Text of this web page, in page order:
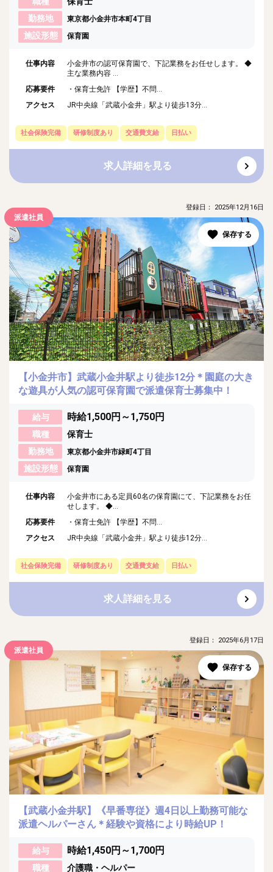
勤務地
東京都小金井市本町4丁目
施設形態 保育園
仕事内容
小金井市の認可保育園で、下記業務をお任せします。 ◆
主な業務内容 ...
応募要件
・保育士免許 【学歴】不問...
アクセス
JR中央線「武蔵小金井」駅より徒歩13分...
社会保険完備 研修制度あり 交通費支給 日払い
求人詳細を見る
派遣社員
登録日： 2025年12月16日
【小金井市】武蔵小金井駅より徒歩12分＊園庭の大き
な遊具が人気の認可保育園で派遣保育士募集中！
給与 時給1,500円～1,750円
職種
保育士
勤務地
東京都小金井市緑町4丁目
施設形態 保育園
仕事内容
小金井市にある定員60名の保育園にて、下記業務をお任
せします。 ◆...
応募要件
・保育士免許 【学歴】不問...
アクセス
JR中央線「武蔵小金井」駅より徒歩12分...
社会保険完備 研修制度あり 交通費支給 日払い
求人詳細を見る
派遣社員
登録日： 2025年6月17日
【武蔵小金井駅】《早番専従》週4日以上勤務可能な
派遣ヘルパーさん＊経験や資格により時給UP！
給与 時給1,450円～1,700円
職種 介護職・ヘルパー